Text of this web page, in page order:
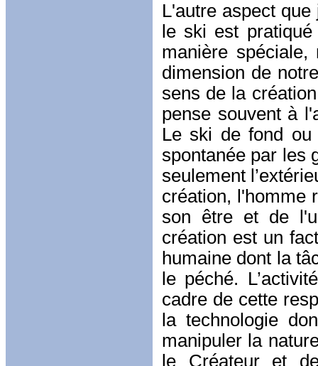
L'autre aspect
le ski est
manière
dimension de
sens de la
pense souvent à
Le ski de fond ou
spontanée par les
seulement
création, l'homme
son être et de
création est un
humaine dont la
le péché.
cadre de cette
la technologie
manipuler la
le Créateur et